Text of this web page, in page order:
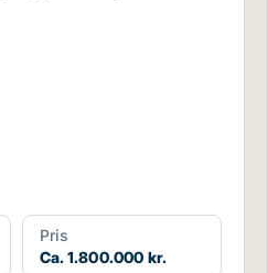
Pris
Ca. 1.800.000 kr.